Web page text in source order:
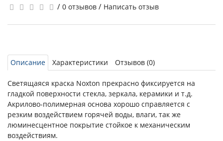
/ 0 отзывов / Написать отзыв
Описание Характеристики Отзывов (0)
Светящаяся краска Noxton прекрасно фиксируется на
гладкой поверхности стекла, зеркала, керамики и т.д.
Акрилово-полимерная основа хорошо справляется с
резким воздействием горячей воды, влаги, так же
люминесцентное покрытие стойкое к механическим
воздействиям.